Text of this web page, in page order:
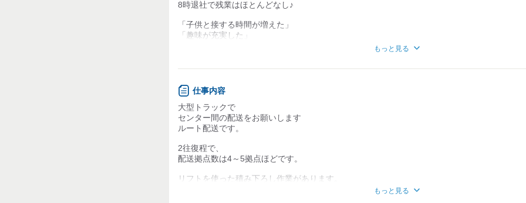
少ない
力仕事が少ない
8時退社で残業はほとんどなし♪
「子供と接する時間が増えた」
「趣味が充実した」
月給も30万円～で
36万円以上も可能なので、
生活も安定しますよ!!
もっと見る
仕事内容
大型トラックで
センター間の配送をお願いします
ルート配送です。
2往復程で、
配送拠点数は4～5拠点ほどです。
リフトを使った積み下ろし作業があります。
もっと見る